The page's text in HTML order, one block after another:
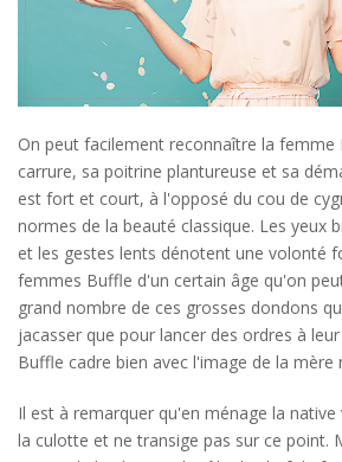
On peut facilement reconnaître la femme
carrure, sa poitrine plantureuse et sa
est fort et court, à l'opposé du cou de
normes de la beauté classique. Les yeux
et les gestes lents dénotent une volonté
femmes Buffle d'un certain âge qu'on
grand nombre de ces grosses dondons
jacasser que pour lancer des ordres à
Buffle cadre bien avec l'image de la mère
Il est à remarquer qu'en ménage la
la culotte et ne transige pas sur ce point.